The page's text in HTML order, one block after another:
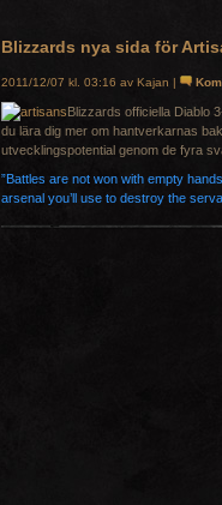
Blizzards nya sida för
2011/12/07 kl. 03:16 av Kajan |
Blizzards officiella Diablo
du lära dig mer om hantverkarnas
utvecklingspotential genom de fyra
”Battles are not won with empty
arsenal you’ll use to destroy the